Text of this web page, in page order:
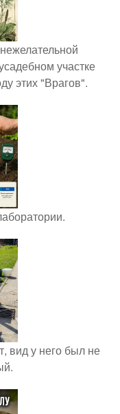
участке
этих "Врагов".
вид у него был не